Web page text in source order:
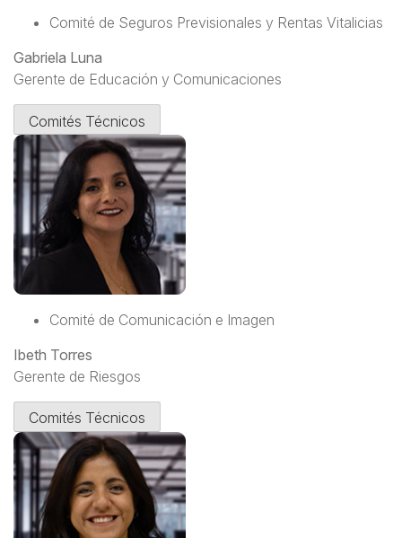
Comité de Seguros Previsionales y Rentas Vitalicias
Gabriela Luna
Gerente de Educación y Comunicaciones
Comités Técnicos
Comité de Comunicación e Imagen
Ibeth Torres
Gerente de Riesgos
Comités Técnicos